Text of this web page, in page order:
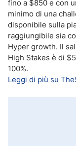
fino a $850 e con
minimo di una
disponibile sulla
raggiungibile sia
Hyper growth. Il
High Stakes è di
100%.
Leggi di più su